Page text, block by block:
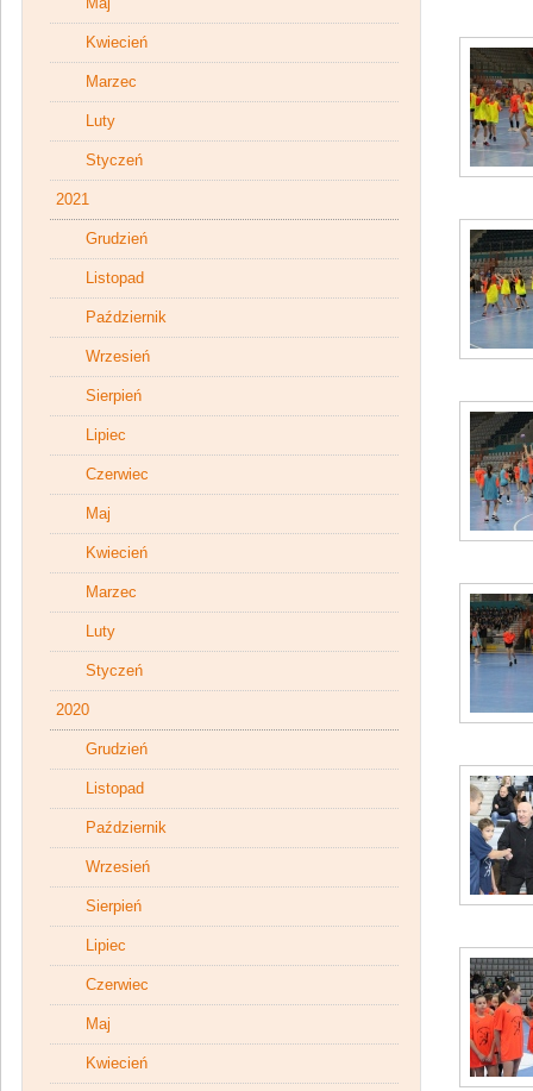
Kwiecień
Marzec
Luty
Styczeń
2021
Grudzień
Listopad
Październik
Wrzesień
Sierpień
Lipiec
Czerwiec
Maj
Kwiecień
Marzec
Luty
Styczeń
2020
Grudzień
Listopad
Październik
Wrzesień
Sierpień
Lipiec
Czerwiec
Maj
Kwiecień